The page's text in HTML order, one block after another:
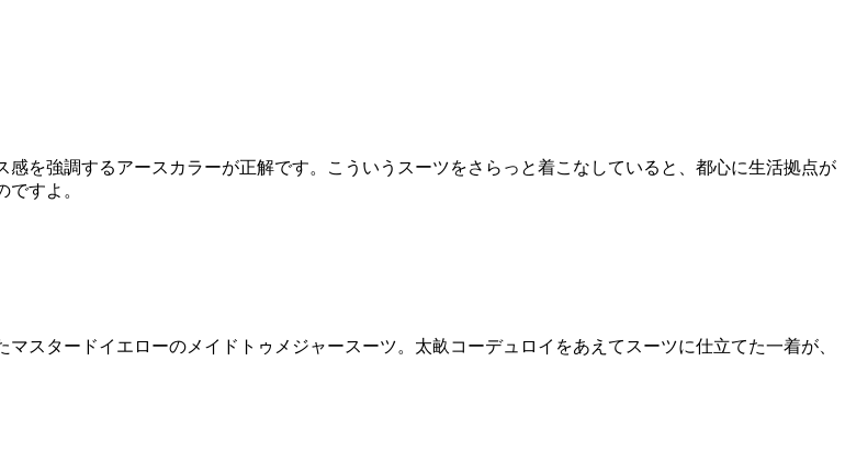
を強調するアースカラーが正解です。こういうスーツをさらっと着こなしていると、都心に生活拠点が
すよ。
スタードイエローのメイドトゥメジャースーツ。太畝コーデュロイをあえてスーツに仕立てた一着が、